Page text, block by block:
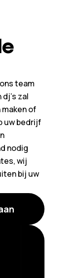
team
dj's zal
of
uw bedrijf
nodig
wij
bij uw